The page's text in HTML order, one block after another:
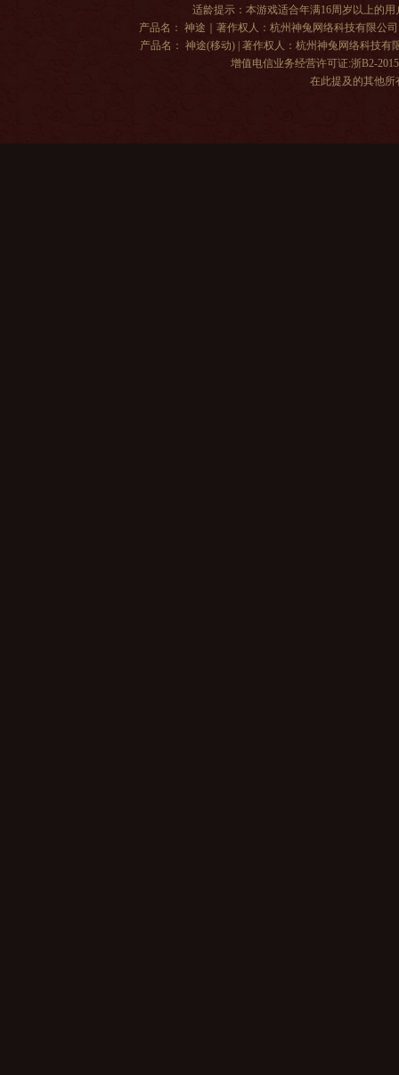
适龄提示：本游戏适合年满16周岁以上的
产品名： 神途｜著作权人：杭州神兔网络科技有限公
产品名： 神途(移动) | 著作权人：杭州神兔网络科技有
增值电信业务经营许可证:浙B2-
在此提及的其他